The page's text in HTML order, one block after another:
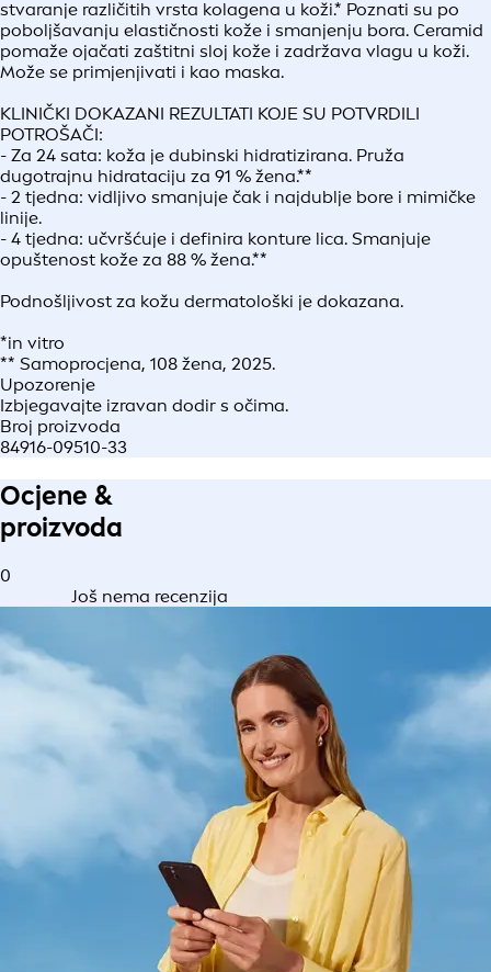
stvaranje različitih vrsta kolagena u koži.* Poznati su po
poboljšavanju elastičnosti kože i smanjenju bora. Ceramid
pomaže ojačati zaštitni sloj kože i zadržava vlagu u koži.
Može se primjenjivati i kao maska.
KLINIČKI DOKAZANI REZULTATI KOJE SU POTVRDILI
POTROŠAČI:
- Za 24 sata: koža je dubinski hidratizirana. Pruža
dugotrajnu hidrataciju za 91 % žena.**
- 2 tjedna: vidljivo smanjuje čak i najdublje bore i mimičke
linije.
- 4 tjedna: učvršćuje i definira konture lica. Smanjuje
opuštenost kože za 88 % žena.**
Podnošljivost za kožu dermatološki je dokazana.
*in vitro
** Samoprocjena, 108 žena, 2025.
Upozorenje
Izbjegavajte izravan dodir s očima.
Broj proizvoda
84916-09510-33
Ocjene &
proizvoda
0
Još nema recenzija